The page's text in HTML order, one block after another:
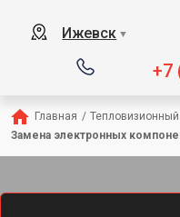
Ижевск ▼
+7
Главная /
Замена электронных